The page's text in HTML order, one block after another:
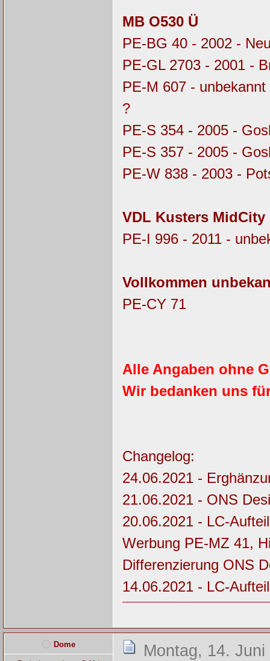
MB O530 Ü
PE-BG 40 - 2002 -
PE-GL 2703 - 2001 -
PE-M 607 -
?
PE-S 354 - 2005 -
PE-S 357 - 2005 -
PE-W 838 - 2003 -
VDL Kusters MidCity
PE-I 996 - 2011 -
Vollkommen
PE-CY 71
Alle Angaben ohne
Wir bedanken uns
Changelog:
24.06.2021 -
21.06.2021 - ONS
20.06.2021 - LC-
Werbung PE-MZ 41,
Differenzierung ONS
14.06.2021 - LC-
Dome Montag, 14.